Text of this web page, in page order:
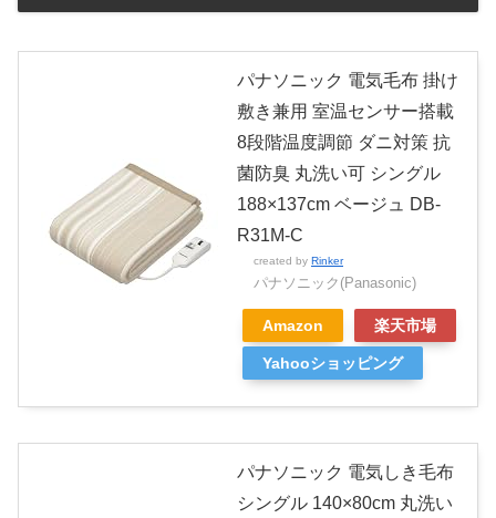
パナソニック 電気毛布 掛け
敷き兼用 室温センサー搭載
8段階温度調節 ダニ対策 抗
菌防臭 丸洗い可 シングル
188×137cm ベージュ DB-
R31M-C
created by Rinker
パナソニック(Panasonic)
Amazon 楽天市場
Yahooショッピング
パナソニック 電気しき毛布
シングル 140×80cm 丸洗い